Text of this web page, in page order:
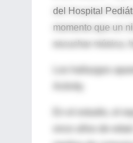
del Hospital
momento que un
escuchar música,
Los hallazgos
En el estudio, el
once años de